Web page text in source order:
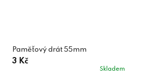
Paměťový drát 55mm
3 Kč
Skladem